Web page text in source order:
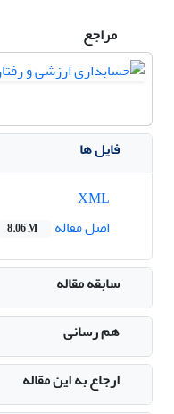
مراجع
فایل ها
اصل مقاله
8.06 M
سابقه مقاله
هم رسانی
ارجاع به این مقاله